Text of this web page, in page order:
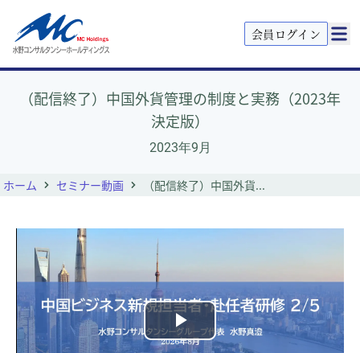
会員ログイン
（配信終了）中国外貨管理の制度と実務（2023年
決定版）
2023年9月
ホーム セミナー動画 （配信終了）中国外貨...
Play